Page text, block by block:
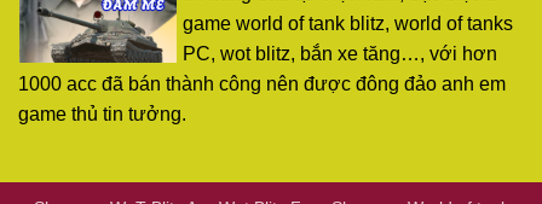
game world of tank blitz, world of tanks
PC, wot blitz, bắn xe tăng…, với hơn
1000 acc đã bán thành công nên được đông đảo anh em
game thủ tin tưởng.